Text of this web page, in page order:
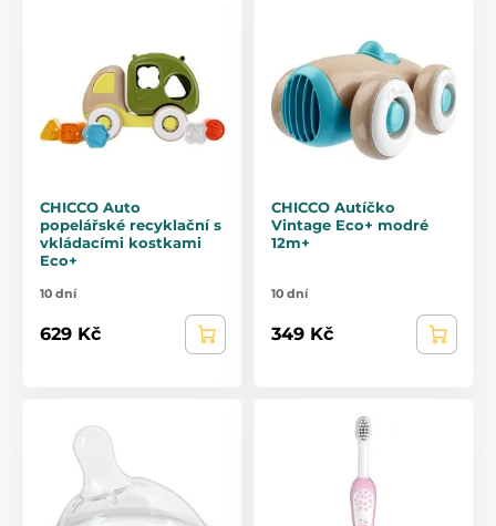
CHICCO Auto
popelářské recyklační s
vkládacími kostkami
Eco+
10 dní
629 Kč
CHICCO Autíčko
Vintage Eco+ modré
12m+
10 dní
349 Kč